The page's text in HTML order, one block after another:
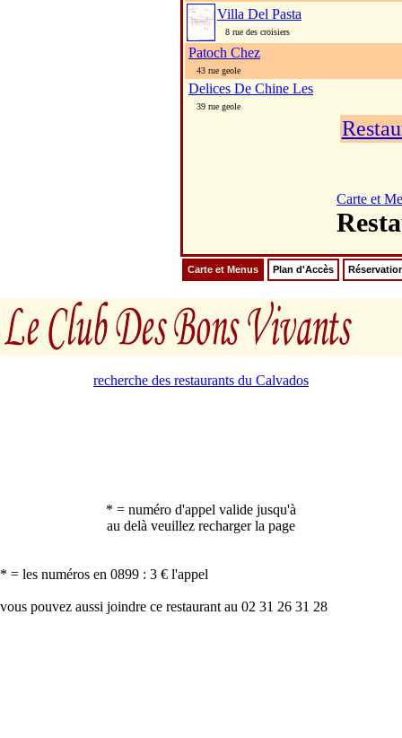
Villa Del Pasta
8 rue des croisiers
Patoch Chez
43 rue geole
Delices De Chine Les
39 rue geole
Carte et
Carte et Menus Plan d'Accès
recherche des restaurants du Calvados
* = numéro d'appel valide jusqu'à
au delà veuillez recharger la page
* = les numéros en 0899 : 3 € l'appel
vous pouvez aussi joindre ce restaurant au 02 31 26 31 28